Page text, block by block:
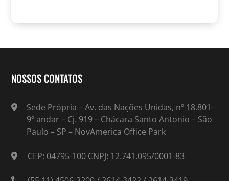
NOSSOS CONTATOS
Sede Própria – Av. das Nações Unidas, nº 18.801-
9º andar – Cj. 919 – Chácara Santo Antonio – São
Paulo – SP – NovAmerica Office Park
CEP: 04795-100 CNPJ: 12.741.095/0001-83